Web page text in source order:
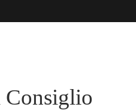
Consiglio